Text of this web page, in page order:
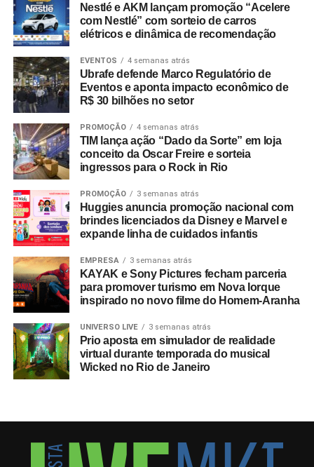
Nestlé e AKM lançam promoção “Acelere
com Nestlé” com sorteio de carros
elétricos e dinâmica de recomendação
EVENTOS 4 semanas atrás
Ubrafe defende Marco Regulatório de
Eventos e aponta impacto econômico de
R$ 30 bilhões no setor
PROMOÇÃO 4 semanas atrás
TIM lança ação “Dado da Sorte” em loja
conceito da Oscar Freire e sorteia
ingressos para o Rock in Rio
PROMOÇÃO 3 semanas atrás
Huggies anuncia promoção nacional com
brindes licenciados da Disney e Marvel e
expande linha de cuidados infantis
EMPRESA 3 semanas atrás
KAYAK e Sony Pictures fecham parceria
para promover turismo em Nova Iorque
inspirado no novo filme do Homem-Aranha
UNIVERSO LIVE 3 semanas atrás
Prio aposta em simulador de realidade
virtual durante temporada do musical
Wicked no Rio de Janeiro